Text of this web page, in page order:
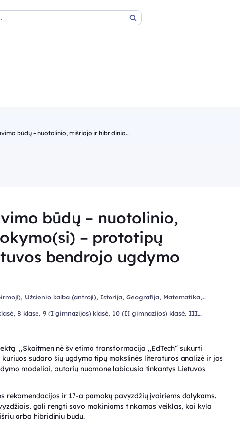
Paieška
būdų – nuotolinio, mišriojo ir hibridinio...
būdų – nuotolinio,
– prototipų
bendrojo ugdymo
Užsienio kalba (antroji), Istorija, Geografija, Matematika,
8 klasė, 9 (I gimnazijos) klasė, 10 (II gimnazijos) klasė, III
,,Skaitmeninė švietimo transformacija ,,EdTech“ sukurti
sudaro šių ugdymo tipų mokslinės literatūros analizė ir jos
modeliai, autorių nuomone labiausia tinkantys Lietuvos
rekomendacijos ir 17-a pamokų pavyzdžių įvairiems dalykams.
gali rengti savo mokiniams tinkamas veiklas, kai kyla
arba hibridiniu būdu.